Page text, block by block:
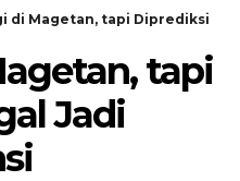
di Magetan, tapi Diprediksi
tapi
Jadi